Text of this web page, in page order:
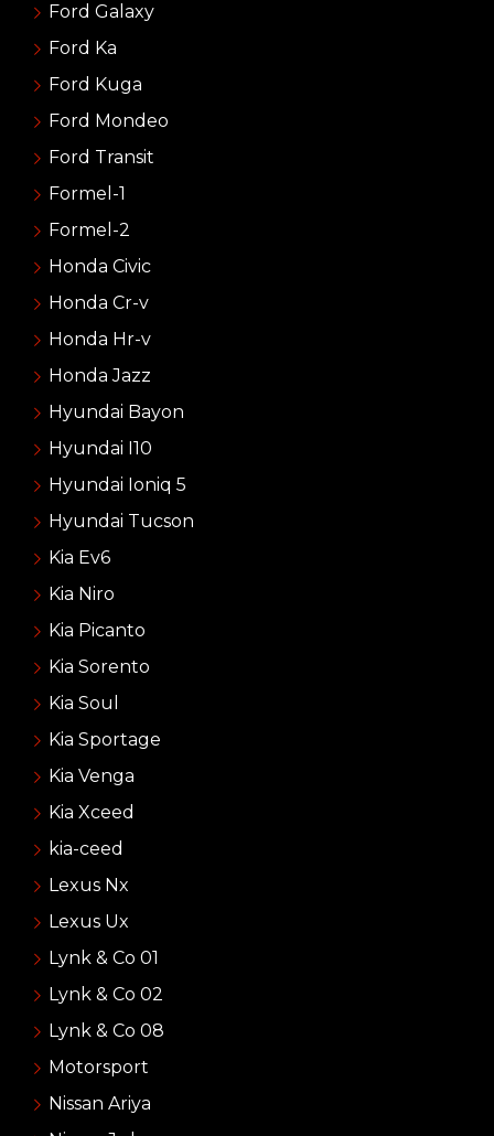
Ford Galaxy
Ford Ka
Ford Kuga
Ford Mondeo
Ford Transit
Formel-1
Formel-2
Honda Civic
Honda Cr-v
Honda Hr-v
Honda Jazz
Hyundai Bayon
Hyundai I10
Hyundai Ioniq 5
Hyundai Tucson
Kia Ev6
Kia Niro
Kia Picanto
Kia Sorento
Kia Soul
Kia Sportage
Kia Venga
Kia Xceed
kia-ceed
Lexus Nx
Lexus Ux
Lynk & Co 01
Lynk & Co 02
Lynk & Co 08
Motorsport
Nissan Ariya